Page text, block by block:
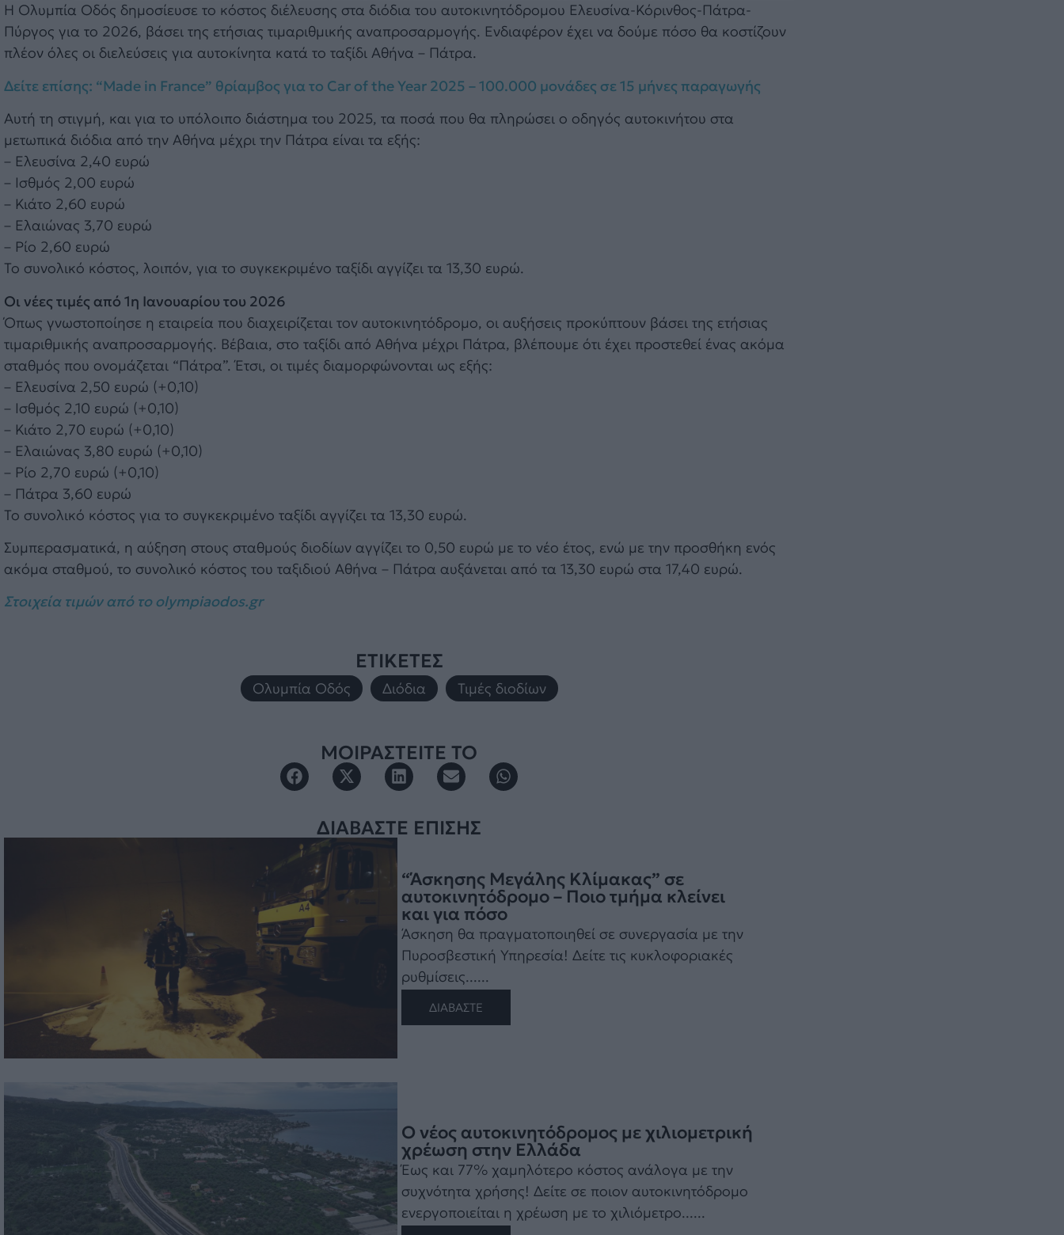
Η Ολυμπία Οδός δημοσίευσε το κόστος διέλευσης στα διόδια του αυτοκινητόδρομου Ελευσίνα-Κόρινθος-Πάτρα-
Πύργος για το 2026, βάσει της ετήσιας τιμαριθμικής αναπροσαρμογής. Ενδιαφέρον έχει να δούμε πόσο θα κοστίζουν
πλέον όλες οι διελεύσεις για αυτοκίνητα κατά το ταξίδι Αθήνα – Πάτρα.
Δείτε επίσης: “Made in France” θρίαμβος για το Car of the Year 2025 – 100.000 μονάδες σε 15 μήνες παραγωγής
Αυτή τη στιγμή, και για το υπόλοιπο διάστημα του 2025, τα ποσά που θα πληρώσει ο οδηγός αυτοκινήτου στα
μετωπικά διόδια από την Αθήνα μέχρι την Πάτρα είναι τα εξής:
– Ελευσίνα 2,40 ευρώ
– Ισθμός 2,00 ευρώ
– Κιάτο 2,60 ευρώ
– Ελαιώνας 3,70 ευρώ
– Ρίο 2,60 ευρώ
Το συνολικό κόστος, λοιπόν, για το συγκεκριμένο ταξίδι αγγίζει τα 13,30 ευρώ.
Οι νέες τιμές από 1η Ιανουαρίου του 2026
Όπως γνωστοποίησε η εταιρεία που διαχειρίζεται τον αυτοκινητόδρομο, οι αυξήσεις προκύπτουν βάσει της ετήσιας
τιμαριθμικής αναπροσαρμογής. Βέβαια, στο ταξίδι από Αθήνα μέχρι Πάτρα, βλέπουμε ότι έχει προστεθεί ένας ακόμα
σταθμός που ονομάζεται “Πάτρα”. Έτσι, οι τιμές διαμορφώνονται ως εξής:
– Ελευσίνα 2,50 ευρώ (+0,10)
– Ισθμός 2,10 ευρώ (+0,10)
– Κιάτο 2,70 ευρώ (+0,10)
– Ελαιώνας 3,80 ευρώ (+0,10)
– Ρίο 2,70 ευρώ (+0,10)
– Πάτρα 3,60 ευρώ
Το συνολικό κόστος για το συγκεκριμένο ταξίδι αγγίζει τα 13,30 ευρώ.
Συμπερασματικά, η αύξηση στους σταθμούς διοδίων αγγίζει το 0,50 ευρώ με το νέο έτος, ενώ με την προσθήκη ενός
ακόμα σταθμού, το συνολικό κόστος του ταξιδιού Αθήνα – Πάτρα αυξάνεται από τα 13,30 ευρώ στα 17,40 ευρώ.
Στοιχεία τιμών από το olympiaodos.gr
ΕΤΙΚΕΤΕΣ
Ολυμπία Οδός , Διόδια , Τιμές διοδίων
ΜΟΙΡΑΣΤΕΙΤΕ ΤΟ
ΔΙΑΒΑΣΤΕ ΕΠΙΣΗΣ
“Άσκησης Μεγάλης Κλίμακας” σε
αυτοκινητόδρομο – Ποιο τμήμα κλείνει
και για πόσο
Άσκηση θα πραγματοποιηθεί σε συνεργασία με την
Πυροσβεστική Υπηρεσία! Δείτε τις κυκλοφοριακές
ρυθμίσεις......
ΔΙΑΒΑΣΤΕ
Ο νέος αυτοκινητόδρομος με χιλιομετρική
χρέωση στην Ελλάδα
Έως και 77% χαμηλότερο κόστος ανάλογα με την
συχνότητα χρήσης! Δείτε σε ποιον αυτοκινητόδρομο
ενεργοποιείται η χρέωση με το χιλιόμετρο......